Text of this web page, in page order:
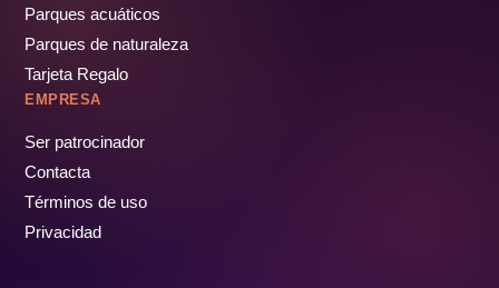
Parques acuáticos
Parques de naturaleza
Tarjeta Regalo
EMPRESA
Ser patrocinador
Contacta
Términos de uso
Privacidad